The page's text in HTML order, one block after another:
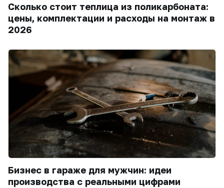
Сколько стоит теплица из поликарбоната:
цены, комплектации и расходы на монтаж в
2026
Бизнес в гараже для мужчин: идеи
производства с реальными цифрами